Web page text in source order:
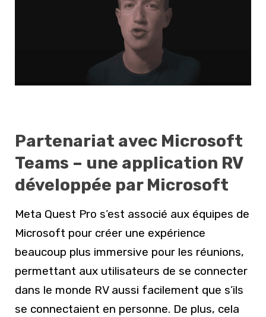
Partenariat avec Microsoft
Teams – une application RV
développée par Microsoft
Meta Quest Pro s’est associé aux équipes de
Microsoft pour créer une expérience
beaucoup plus immersive pour les réunions,
permettant aux utilisateurs de se connecter
dans le monde RV aussi facilement que s’ils
se connectaient en personne. De plus, cela